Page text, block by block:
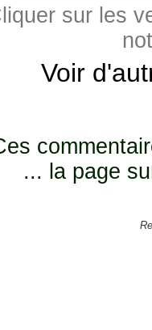
sur les
Voir
... la page